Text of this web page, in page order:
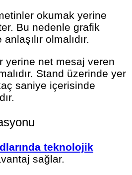
okumak yerine
Bu nedenle grafik
olmalıdır.
yerine net mesaj veren
Stand üzerinde yer
saniye içerisinde
teknolojik
sağlar.